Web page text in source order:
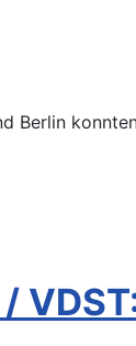
Berlin